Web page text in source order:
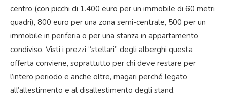
centro (con picchi di 1.400 euro per un immobile di 60 metri
quadri), 800 euro per una zona semi-centrale, 500 per un
immobile in periferia o per una stanza in appartamento
condiviso. Visti i prezzi “stellari” degli alberghi questa
offerta conviene, soprattutto per chi deve restare per
l’intero periodo e anche oltre, magari perché legato
all’allestimento e al disallestimento degli stand.